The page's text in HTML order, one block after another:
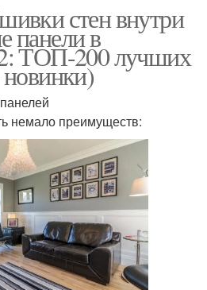
стен внутри
панели в
ТОП-200 лучших
немало преимуществ: